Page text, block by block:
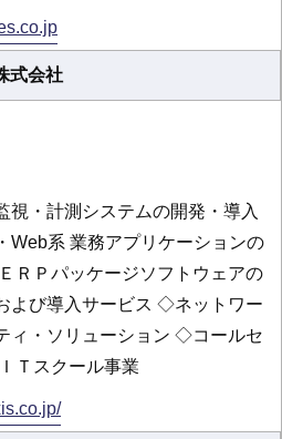
式会社
・計測システムの開発・導入
系 業務アプリケーションの
ＲＰパッケージソフトウェアの
よび導入サービス ◇ネットワー
ィ・ソリューション ◇コールセ
Ｔスクール事業